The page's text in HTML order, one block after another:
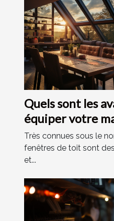
Quels sont les
équiper votre
fenêtre de toit ?
Très connues sous le
fenêtres de toit sont
et...